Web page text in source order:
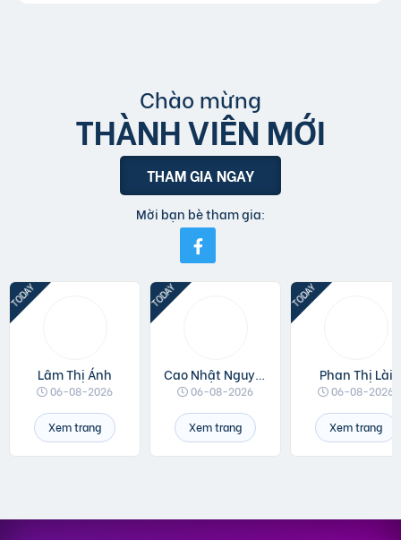
Chào mừng
THÀNH VIÊN MỚI
THAM GIA NGAY
Mời bạn bè tham gia:
Lâm Thị Ánh
06-08-2026
Xem trang
Cao Nhật Nguyệt
06-08-2026
Xem trang
Phan Thị Lài
06-08-2026
Xem trang